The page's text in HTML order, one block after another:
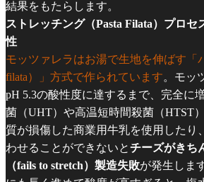
結果をもたらします。
ストレッチング（Pasta Filata）プロセ
性
モッツァレラはお湯で生地を伸ばす「
filata）」方式で作られています。モッ
pH 5.3の酸性度に達するまで、完全に
菌（UHT）や高温短時間殺菌（HTST
質が損傷した商業用牛乳を使用したり
わせることができないとチーズがきち
（fails to stretch）製造失敗が発生しま